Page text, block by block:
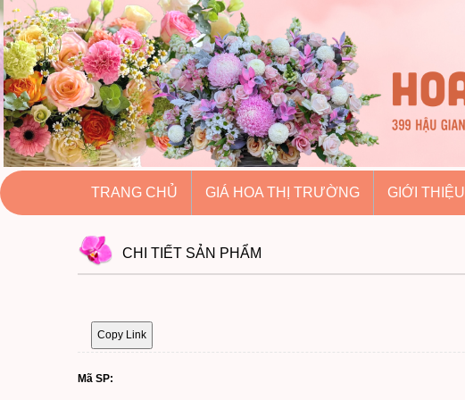
hoatuoihuythao.com
hoatuoihuythao.com
//hoatuoihuythao.com/
TRANG CHỦ GIÁ HOA THỊ TRƯỜNG GIỚI THIỆU
CHI TIẾT SẢN PHẨM
Copy Link
Mã SP: